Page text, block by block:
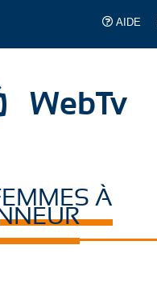
AIDE
WebTv
À